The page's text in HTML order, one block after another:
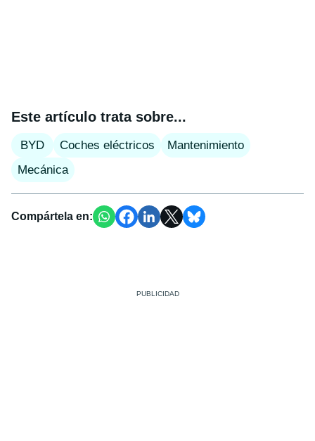
Este artículo trata sobre...
BYD Coches eléctricos
Mantenimiento
Mecánica
Compártela en: